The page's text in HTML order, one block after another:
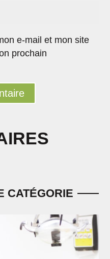
e-mail et mon site
prochain
CATÉGORIE